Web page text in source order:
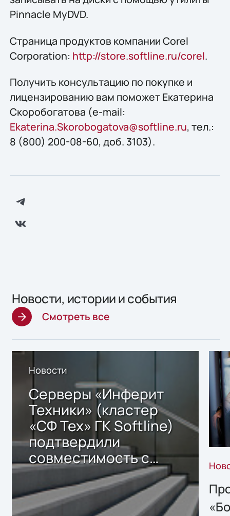
Pinnacle MyDVD.
Страница продуктов компании Corel
Corporation: http://store.softline.ru/corel.
Получить консультацию по покупке и
лицензированию вам поможет Екатерина
Скоробогатова (e-mail:
Ekaterina.Skorobogatova@softline.ru, тел.:
8 (800) 200-08-60, доб. 3103).
Новости, истории и события
Смотреть все
Новости
Серверы «Инферит
Техники» (кластер
«СФ Тех» ГК Softline)
подтвердили
совместимость с
решением Sharx
Storage 2.x для
хранения данных